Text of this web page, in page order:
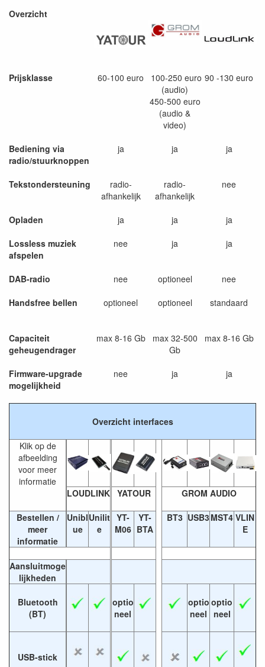
Overzicht
Prijsklasse 60-100 euro
100-250 euro
(audio)
450-500 euro
(audio &
video)
90 -130 euro
Bediening via
radio/stuurknoppen
ja ja ja
Tekstondersteuning
radio-
afhankelijk
radio-
afhankelijk
nee
Opladen ja ja
ja
Lossless muziek
afspelen
nee ja ja
DAB-radio nee optioneel
nee
Handsfree bellen
optioneel optioneel standaard
Capaciteit
geheugendrager
max 8-16 Gb
max 32-500
Gb
max 8-16 Gb
Firmware-upgrade
mogelijkheid
nee ja ja
Overzicht interfaces
Klik op de
afbeelding
voor meer
informatie
LOUDLINK YATOUR GROM AUDIO
Bestellen /
meer
informatie
Unibl
ue
Unilit
e
YT-
M06
YT-
BTA
BT3 USB3MST4 VLIN
E
Aansluitmoge
lijkheden
Bluetooth
(BT)
optio
neel
optio
neel
optio
neel
USB-stick